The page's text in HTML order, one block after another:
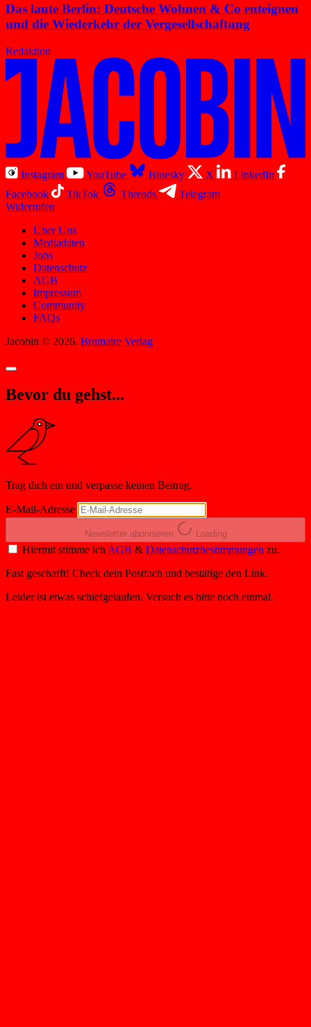
Das laute Berlin: Deutsche Wohnen & Co enteignen
und die Wiederkehr der Vergesellschaftung
Redaktion
Instagram YouTube Bluesky X
LinkedIn
Facebook
TikTok Threads
Telegram
Widerrufen
Über Uns
Mediadaten
Jobs
Datenschutz
AGB
Impressum
Community
FAQs
Jacobin © 2026. Brumaire Verlag
Bevor du gehst...
Trag dich ein und verpasse keinen Beitrag.
E-Mail-Adresse
Newsletter abonnieren Loading
Hiermit stimme ich AGB & Datenschutzbestimmungen zu.
Fast geschafft! Check dein Postfach und bestätige den Link.
Leider ist etwas schiefgelaufen. Versuch es bitte noch einmal.